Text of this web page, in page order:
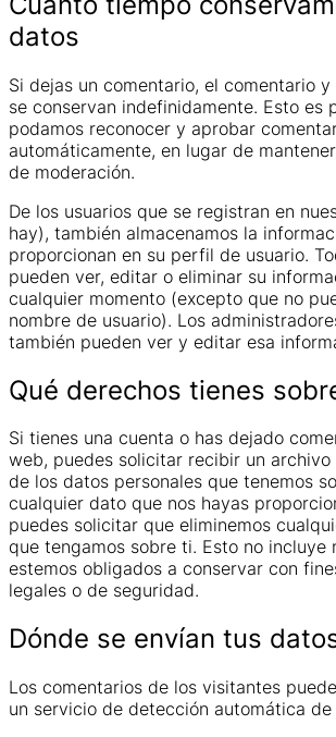
datos
Si dejas un comentario, el comentario
se conservan indefinidamente. Esto es
podamos reconocer y aprobar
automáticamente, en lugar de
de moderación.
De los usuarios que se registran en
hay), también almacenamos la
proporcionan en su perfil de usuario.
pueden ver, editar o eliminar su
cualquier momento (excepto que no
nombre de usuario). Los
también pueden ver y editar esa
Qué derechos tienes
Si tienes una cuenta o has dejado
web, puedes solicitar recibir un
de los datos personales que tenemos
cualquier dato que nos hayas
puedes solicitar que eliminemos
que tengamos sobre ti. Esto no incluye
estemos obligados a conservar con
legales o de seguridad.
Dónde se envían tus
Los comentarios de los visitantes
un servicio de detección automática de